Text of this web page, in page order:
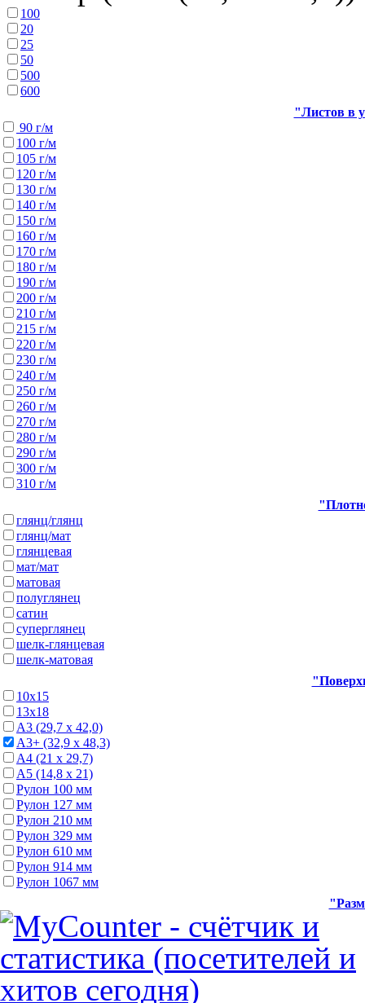
100
20
25
50
500
600
"Листов в
90 г/м
100 г/м
105 г/м
120 г/м
130 г/м
140 г/м
150 г/м
160 г/м
170 г/м
180 г/м
190 г/м
200 г/м
210 г/м
215 г/м
220 г/м
230 г/м
240 г/м
250 г/м
260 г/м
270 г/м
280 г/м
290 г/м
300 г/м
310 г/м
глянц/глянц
глянц/мат
глянцевая
мат/мат
матовая
полуглянец
сатин
суперглянец
шелк-глянцевая
шелк-матовая
10х15
13х18
А3 (29,7 х 42,0)
А3+ (32,9 х 48,3)
А4 (21 х 29,7)
А5 (14,8 х 21)
Рулон 100 мм
Рулон 127 мм
Рулон 210 мм
Рулон 329 мм
Рулон 610 мм
Рулон 914 мм
Рулон 1067 мм